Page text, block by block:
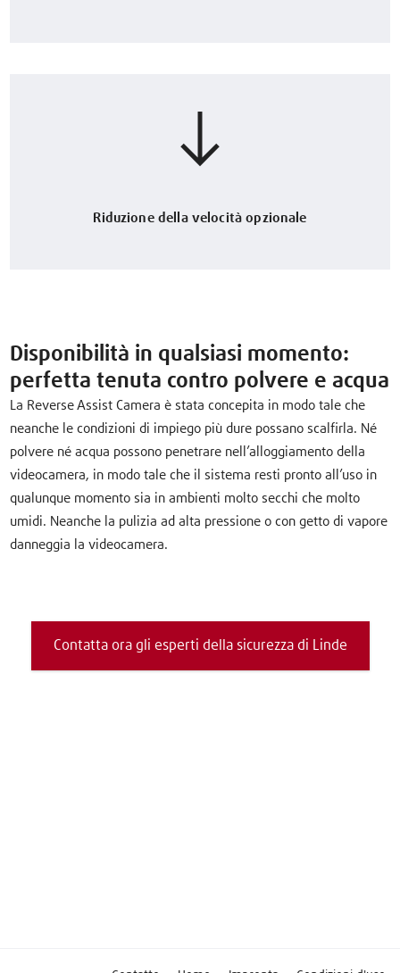
Riduzione della velocità opzionale
Disponibilità in qualsiasi momento:
perfetta tenuta contro polvere e acqua
La Reverse Assist Camera è stata concepita in modo tale che
neanche le condizioni di impiego più dure possano scalfirla. Né
polvere né acqua possono penetrare nell’alloggiamento della
videocamera, in modo tale che il sistema resti pronto all’uso in
qualunque momento sia in ambienti molto secchi che molto
umidi. Neanche la pulizia ad alta pressione o con getto di vapore
danneggia la videocamera.
Contatta ora gli esperti della sicurezza di Linde